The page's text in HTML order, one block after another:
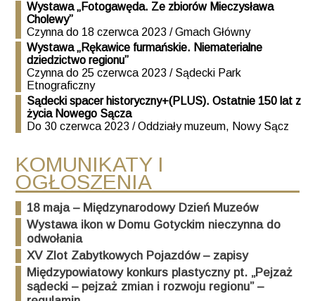
Wystawa „Fotogawęda. Ze zbiorów Mieczysława
Cholewy”
Czynna do 18 czerwca 2023 / Gmach Główny
Wystawa „Rękawice furmańskie. Niematerialne
dziedzictwo regionu”
Czynna do 25 czerwca 2023 / Sądecki Park
Etnograficzny
Sądecki spacer historyczny+(PLUS). Ostatnie 150 lat z
życia Nowego Sącza
Do 30 czerwca 2023 / Oddziały muzeum, Nowy Sącz
KOMUNIKATY I
OGŁOSZENIA
18 maja – Międzynarodowy Dzień Muzeów
Wystawa ikon w Domu Gotyckim nieczynna do
odwołania
XV Zlot Zabytkowych Pojazdów – zapisy
Międzypowiatowy konkurs plastyczny pt. „Pejzaż
sądecki – pejzaż zmian i rozwoju regionu” –